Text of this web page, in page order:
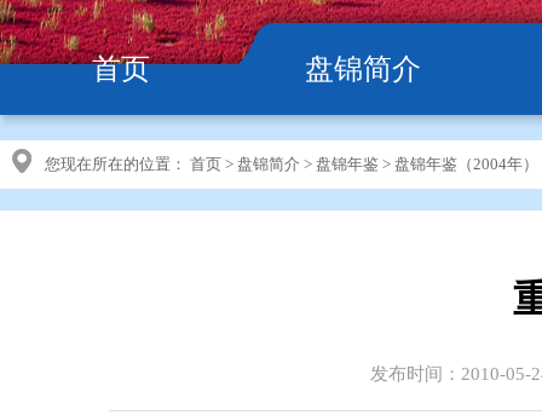
首页 盘锦简介
您现在所在的位置： 首页 > 盘锦简介 > 盘锦年鉴 > 盘锦年鉴（2004年）
发布时间：2010-05-